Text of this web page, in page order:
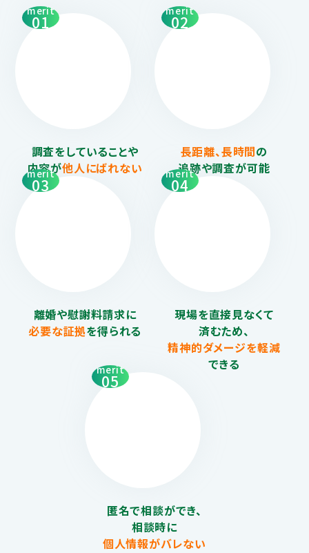
merit
01
調査をしていることや
内容が他人にばれない
merit
02
長距離、長時間の
追跡や調査が可能
merit
03
離婚や慰謝料請求に
必要な証拠を得られる
merit
04
現場を直接見なくて
済むため、
精神的ダメージを軽減
できる
merit
05
匿名で相談ができ、
相談時に
個人情報がバレない